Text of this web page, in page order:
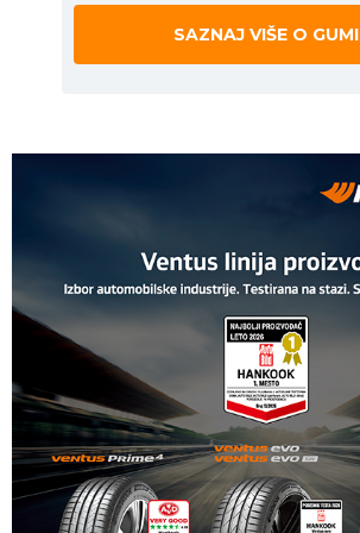
SAZNAJ VIŠE O GUMI